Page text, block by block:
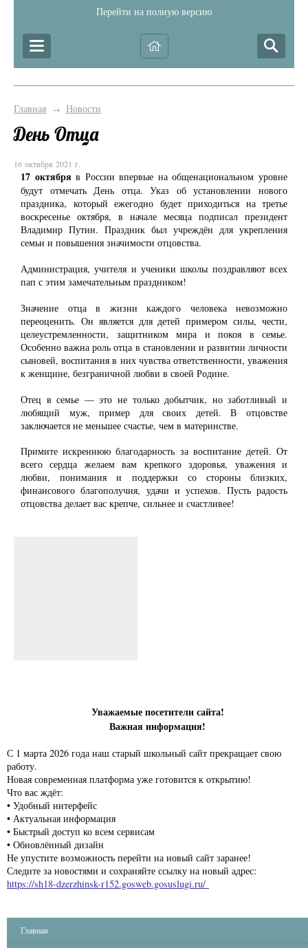
Перейти на полную версию
Главная → Новости
День Отца
16 октября 2021 г.
17 октябряв России впервые на общенациональном уровне
будут отмечать День отца. Указ об установлении нового
праздника, который ежегодно будет приходиться на третье
воскресенье октября, в начале месяца подписал президент
Владимир Путин. Праздник был учреждён для укрепления
семьи и повышения значимости отцовства.
Администрация, учителя и ученики школы поздравляют всех
пап с этим замечательным праздником!
Значение отца в жизни каждого человека невозможно
переоценить. Он является для детей примером силы, чести,
целеустремленности, защитником мира и покоя в семье.
Особенно важна роль отца в становлении и развитии личности
сыновей, воспитания в них чувства ответственности, уважения
к женщине, безграничной любви в своей Родине.
Отец в семье — это не только добытчик, но заботливый и
любящий муж, пример для своих детей. В отцовстве
заключается не меньшее счастье, чем в материнстве.
Примите искреннюю благодарность за воспитание детей. От
всего сердца желаем вам крепкого здоровья, уважения и
любви, понимания и поддержки со стороны близких,
финансового благополучия, удачи и успехов. Пусть радость
отцовства делает вас крепче, сильнее и счастливее!
Уважаемые посетители сайта!
Важная информация!
С 1 марта 2026 года наш старый школьный сайт прекращает свою
работу.
Новая современная платформа уже готовится к открытию!
Что вас ждёт:
• Удобный интерфейс
• Актуальная информация
• Быстрый доступ ко всем сервисам
• Обновлённый дизайн
Не упустите возможность перейти на новый сайт заранее!
Следите за новостями и сохраняйте ссылку на новый адрес:
https://sh18-dzerzhinsk-r152.gosweb.gosuslugi.ru/
Главная